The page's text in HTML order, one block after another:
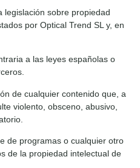
legislación sobre propiedad
por Optical Trend SL y, en
a las leyes españolas o
de cualquier contenido que, a
violento, obsceno, abusivo,
de programas o cualquier otro
de la propiedad intelectual de